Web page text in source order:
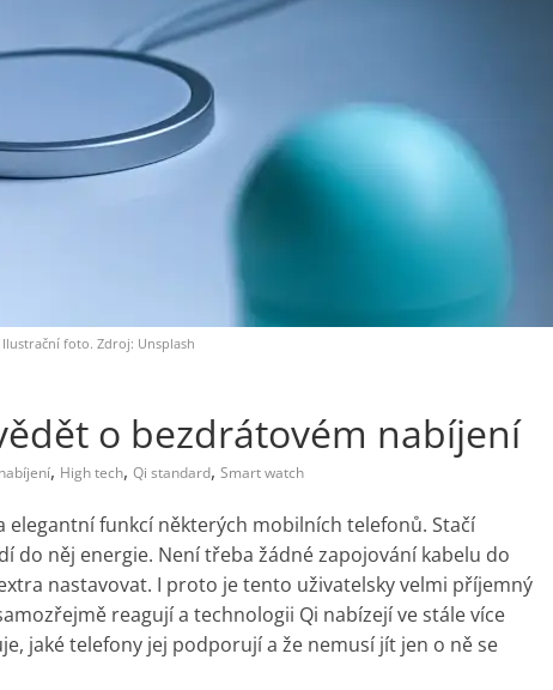
Ilustrační foto. Zdroj: Unsplash
o bezdrátovém nabíjení
, High tech, Qi standard, Smart watch
funkcí některých mobilních telefonů. Stačí
něj energie. Není třeba žádné zapojování kabelu do
nastavovat. I proto je tento uživatelsky velmi příjemný
reagují a technologii Qi nabízejí ve stále více
jaké telefony jej podporují a že nemusí jít jen o ně se